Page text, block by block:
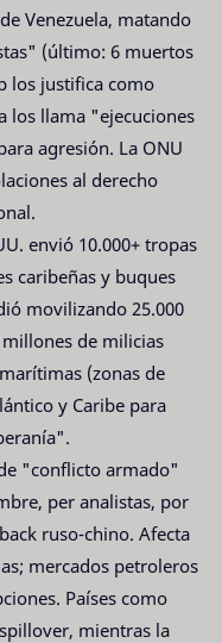
Venezuela, matando
(último: 6 muertos
los justifica como
los llama "ejecuciones
agresión. La ONU
al derecho
envió 10.000+ tropas
caribeñas y buques
movilizando 25.000
de milicias
(zonas de
y Caribe para
"conflicto armado"
per analistas, por
ruso-chino. Afecta
mercados petroleros
Países como
mientras la